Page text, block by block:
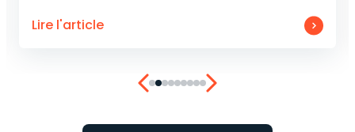
Lire l'article